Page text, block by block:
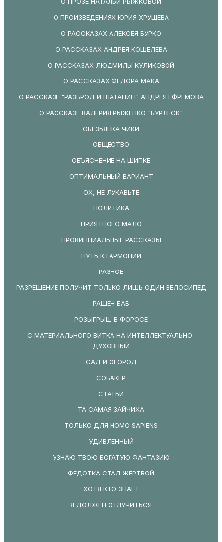
О ПРОИЗВЕДЕНИЯХ ЮРИЯ ХРУЩЕВА
О РАССКАЗАХ АЛЕКСЕЯ БУРКО
О РАССКАЗАХ АНДРЕЯ КОШЕЛЕВА
О РАССКАЗАХ ЛЮДМИЛЫ КУЛИКОВОЙ
О РАССКАЗАХ ФЕДОРА МАКА
О РАССКАЗЕ "РАЗБРОД И ШАТАНИЕ!" АНДРЕЯ ЕФРЕМОВА
О РАССКАЗЕ ВАЛЕРИЯ РЫЖЕНКО "БУРЛЕСК"
ОБЕЗЬЯНКА ЧИКИ
ОБЩЕСТВО
ОБЪЯСНЕНИЕ НА ШИПКЕ
ОПТИМАЛЬНЫЙ ВАРИАНТ
ОХ, НЕ ЛУКАВЬТЕ
ПОЛИТИКА
ПРИЯТНОГО МАЛО
ПРОВИНЦИАЛЬНЫЕ РАССКАЗЫ
ПУТЬ К ГАРМОНИИ
РАЗНОЕ
РАЗРЕШЕНИЕ ПОЛУЧИТ ТОЛЬКО ЛИШЬ ОДИН ВЕЛОСИПЕД
РАШЕН БАБ
РОЗЫГРЫШ В ФОРОСЕ
С МАТЕРИАЛЬНОГО ВИТКА НА ИНТЕЛЛЕКТУАЛЬНО-
ДУХОВНЫЙ
САД И ОГОРОД
СОБАКЕР
СТАТЬИ
ТА САМАЯ ЗАЙЧИХА
ТОЛЬКО ДЛЯ HOMO SAPIENS
УДИВЛЕННЫЙ
УЗНАЮ ТВОЮ БОГАТУЮ ФАНТАЗИЮ
ФЕДОТКА СТАЛ ЖЕРТВОЙ
ХОТЯ КТО ЗНАЕТ
Я ДОЛЖЕН ОТЛУЧИТЬСЯ